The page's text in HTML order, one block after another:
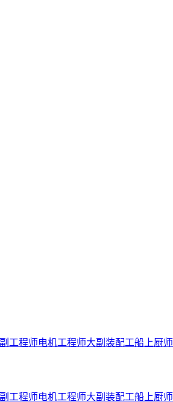
工程师电机工程师大副 装配工船上厨师
工程师电机工程师大副 装配工船上厨师